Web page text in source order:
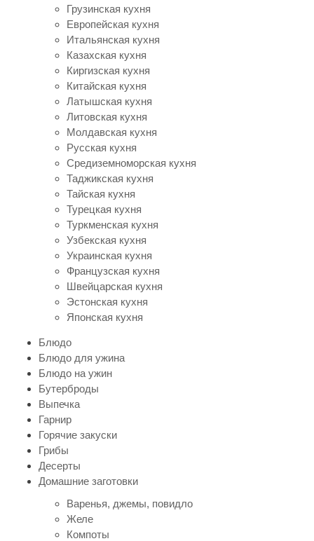
Грузинская кухня
Европейская кухня
Итальянская кухня
Казахская кухня
Киргизская кухня
Китайская кухня
Латышская кухня
Литовская кухня
Молдавская кухня
Русская кухня
Средиземноморская кухня
Таджикская кухня
Тайская кухня
Турецкая кухня
Туркменская кухня
Узбекская кухня
Украинская кухня
Французская кухня
Швейцарская кухня
Эстонская кухня
Японская кухня
Блюдо
Блюдо для ужина
Блюдо на ужин
Бутерброды
Выпечка
Гарнир
Горячие закуски
Грибы
Десерты
Домашние заготовки
Варенья, джемы, повидло
Желе
Компоты